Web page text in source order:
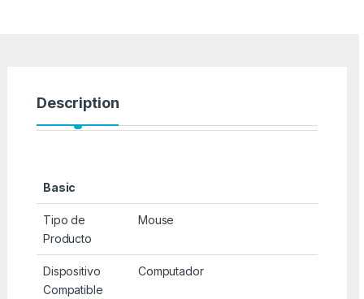
Description
Basic
Tipo de
Producto
Mouse
Dispositivo
Compatible
Computador